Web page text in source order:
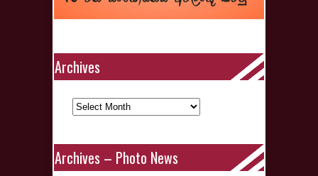
Archives
Archives
Archives – Photo News